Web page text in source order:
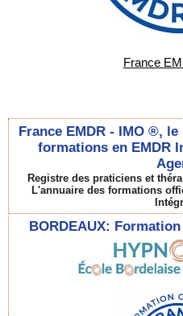
France
France EMDR - IMO ®,
formations en EMDR
Registre des praticiens et
L'annuaire des formations
BORDEAUX: